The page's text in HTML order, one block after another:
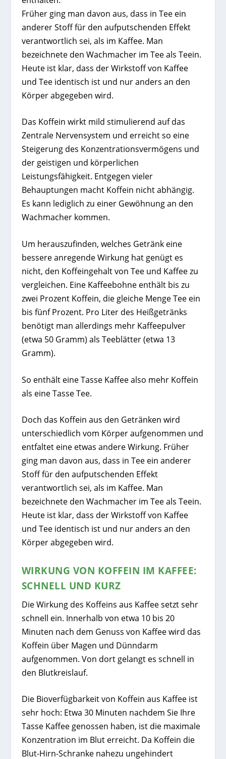
Früher ging man davon aus, dass in Tee ein
anderer Stoff für den aufputschenden Effekt
verantwortlich sei, als im Kaffee. Man
bezeichnete den Wachmacher im Tee als Teein.
Heute ist klar, dass der Wirkstoff von Kaffee
und Tee identisch ist und nur anders an den
Körper abgegeben wird.
Das Koffein wirkt mild stimulierend auf das
Zentrale Nervensystem und erreicht so eine
Steigerung des Konzentrationsvermögens und
der geistigen und körperlichen
Leistungsfähigkeit. Entgegen vieler
Behauptungen macht Koffein nicht abhängig.
Es kann lediglich zu einer Gewöhnung an den
Wachmacher kommen.
Um herauszufinden, welches Getränk eine
bessere anregende Wirkung hat genügt es
nicht, den Koffeingehalt von Tee und Kaffee zu
vergleichen. Eine Kaffeebohne enthält bis zu
zwei Prozent Koffein, die gleiche Menge Tee ein
bis fünf Prozent. Pro Liter des Heißgetränks
benötigt man allerdings mehr Kaffeepulver
(etwa 50 Gramm) als Teeblätter (etwa 13
Gramm).
So enthält eine Tasse Kaffee also mehr Koffein
als eine Tasse Tee.
Doch das Koffein aus den Getränken wird
unterschiedlich vom Körper aufgenommen und
entfaltet eine etwas andere Wirkung. Früher
ging man davon aus, dass in Tee ein anderer
Stoff für den aufputschenden Effekt
verantwortlich sei, als im Kaffee. Man
bezeichnete den Wachmacher im Tee als Teein.
Heute ist klar, dass der Wirkstoff von Kaffee
und Tee identisch ist und nur anders an den
Körper abgegeben wird.
WIRKUNG VON KOFFEIN IM KAFFEE:
SCHNELL UND KURZ
Die Wirkung des Koffeins aus Kaffee setzt sehr
schnell ein. Innerhalb von etwa 10 bis 20
Minuten nach dem Genuss von Kaffee wird das
Koffein über Magen und Dünndarm
aufgenommen. Von dort gelangt es schnell in
den Blutkreislauf.
Die Bioverfügbarkeit von Koffein aus Kaffee ist
sehr hoch: Etwa 30 Minuten nachdem Sie Ihre
Tasse Kaffee genossen haben, ist die maximale
Konzentration im Blut erreicht. Da Koffein die
Blut-Hirn-Schranke nahezu ungehindert